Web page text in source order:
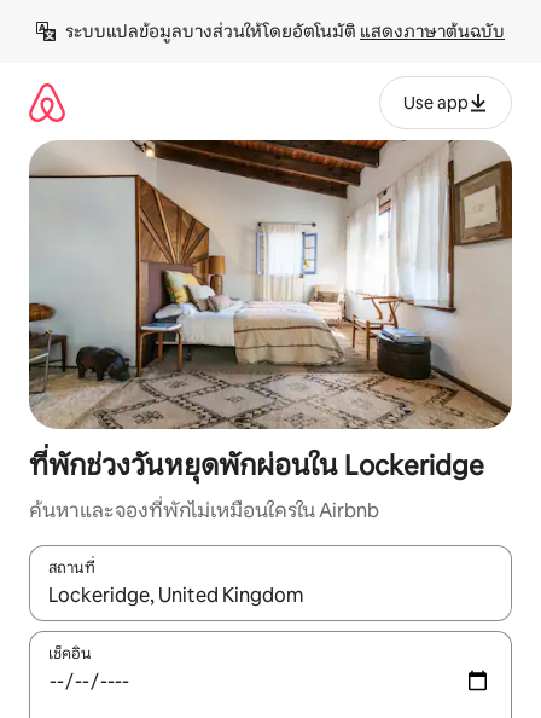
เนื้อหา
ระบบแปลข้อมูลบางส่วนให้โดยอัตโนมัติ แสดงภาษาต้นฉบับ
Use app
ที่พักช่วงวันหยุดพักผ่อนใน Lockeridge
ค้นหาและจองที่พักไม่เหมือนใครใน Airbnb
สถานที่
ใช้ลูกศรขึ้นลง หรือใช้การสัมผัสหรือปัด เพื่อสำรวจผลการค้นหา
เช็คอิน